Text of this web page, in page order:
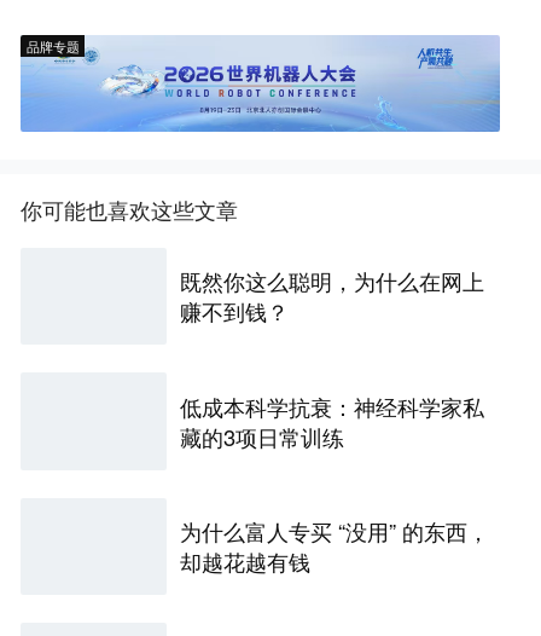
品牌专题
你可能也喜欢这些文章
既然你这么聪明，为什么在网上
赚不到钱？
低成本科学抗衰：神经科学家私
藏的3项日常训练
为什么富人专买 “没用” 的东西，
却越花越有钱